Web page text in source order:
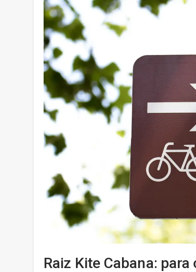
Raiz Kite Cabana: